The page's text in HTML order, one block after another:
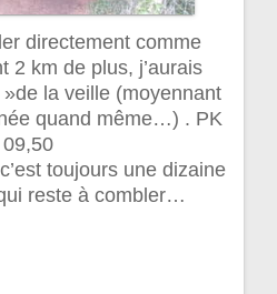
directement comme
2 km de plus, j’aurais
la veille (moyennant
quand même…) . PK
09,50
toujours une dizaine
reste à combler…